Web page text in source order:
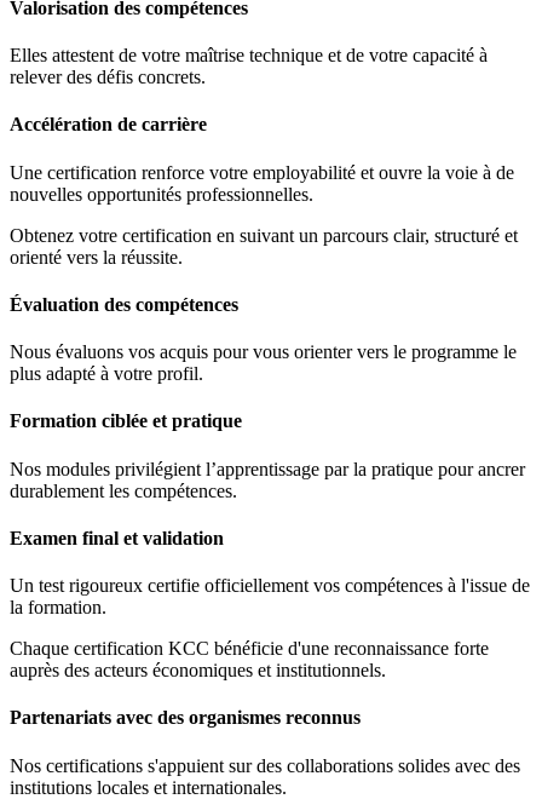
Valorisation des compétences
Elles attestent de votre maîtrise technique et de votre capacité à
relever des défis concrets.
Accélération de carrière
Une certification renforce votre employabilité et ouvre la voie à de
nouvelles opportunités professionnelles.
Obtenez votre certification en suivant un parcours clair, structuré et
orienté vers la réussite.
Évaluation des compétences
Nous évaluons vos acquis pour vous orienter vers le programme le
plus adapté à votre profil.
Formation ciblée et pratique
Nos modules privilégient l’apprentissage par la pratique pour ancrer
durablement les compétences.
Examen final et validation
Un test rigoureux certifie officiellement vos compétences à l'issue de
la formation.
Chaque certification KCC bénéficie d'une reconnaissance forte
auprès des acteurs économiques et institutionnels.
Partenariats avec des organismes reconnus
Nos certifications s'appuient sur des collaborations solides avec des
institutions locales et internationales.